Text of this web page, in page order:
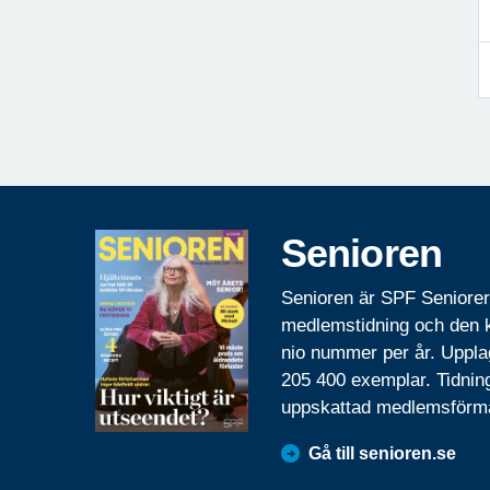
Senioren
Senioren är SPF
medlemstidning och den
nio nummer per år.
205 400 exemplar.
uppskattad
Gå till senioren.se